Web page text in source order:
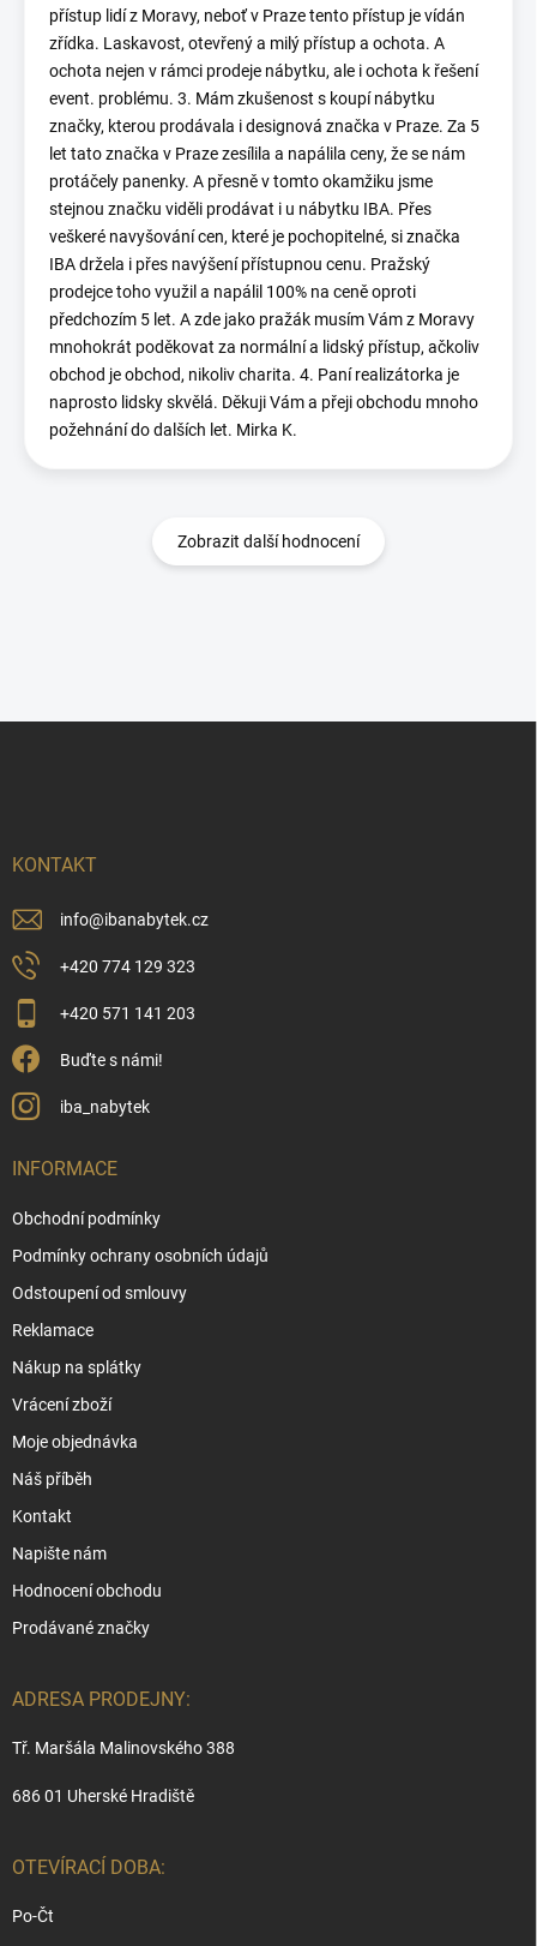
přístup lidí z Moravy, neboť v Praze tento přístup je vídán
zřídka. Laskavost, otevřený a milý přístup a ochota. A
ochota nejen v rámci prodeje nábytku, ale i ochota k řešení
event. problému. 3. Mám zkušenost s koupí nábytku
značky, kterou prodávala i designová značka v Praze. Za 5
let tato značka v Praze zesílila a napálila ceny, že se nám
protáčely panenky. A přesně v tomto okamžiku jsme
stejnou značku viděli prodávat i u nábytku IBA. Přes
veškeré navyšování cen, které je pochopitelné, si značka
IBA držela i přes navýšení přístupnou cenu. Pražský
prodejce toho využil a napálil 100% na ceně oproti
předchozím 5 let. A zde jako pražák musím Vám z Moravy
mnohokrát poděkovat za normální a lidský přístup, ačkoliv
obchod je obchod, nikoliv charita. 4. Paní realizátorka je
naprosto lidsky skvělá. Děkuji Vám a přeji obchodu mnoho
požehnání do dalších let. Mirka K.
Zobrazit další hodnocení
KONTAKT
info@ibanabytek.cz
+420 774 129 323
+420 571 141 203
Buďte s námi!
iba_nabytek
INFORMACE
Obchodní podmínky
Podmínky ochrany osobních údajů
Odstoupení od smlouvy
Reklamace
Nákup na splátky
Vrácení zboží
Moje objednávka
Náš příběh
Kontakt
Napište nám
Hodnocení obchodu
Prodávané značky
ADRESA PRODEJNY:
Tř. Maršála Malinovského 388
686 01 Uherské Hradiště
OTEVÍRACÍ DOBA:
Po-Čt